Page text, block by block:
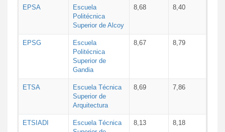
EPSA
Escuela
Politécnica
Superior de Alcoy
8,68 8,40
EPSG
Escuela
Politécnica
Superior de
Gandia
8,67 8,79
ETSA
Escuela Técnica
Superior de
Arquitectura
8,69 7,86
ETSIADI
Escuela Técnica
8,13 8,18